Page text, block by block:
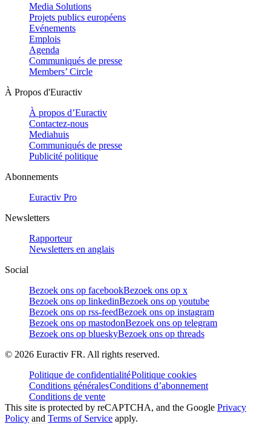
Media Solutions
Projets publics européens
Evénements
Emplois
Agenda
Communiqués de presse
Members’ Circle
À Propos d'Euractiv
À propos d’Euractiv
Contactez-nous
Mediahuis
Communiqués de presse
Publicité politique
Abonnements
Euractiv Pro
Newsletters
Rapporteur
Newsletters en anglais
Social
Bezoek ons op facebookBezoek ons op x
Bezoek ons op linkedinBezoek ons op youtube
Bezoek ons op rss-feedBezoek ons op instagram
Bezoek ons op mastodonBezoek ons op telegram
Bezoek ons op blueskyBezoek ons op threads
© 2026 Euractiv FR. All rights reserved.
Politique de confidentialitéPolitique cookies
Conditions généralesConditions d’abonnement
Conditions de vente
This site is protected by reCAPTCHA, and the Google Privacy
Policy and Terms of Service apply.